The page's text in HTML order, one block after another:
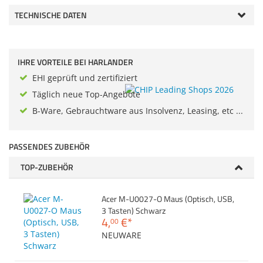
TECHNISCHE DATEN
IHRE VORTEILE BEI HARLANDER
EHI geprüft und zertifiziert
Täglich neue Top-Angebote
B-Ware, Gebrauchtware aus Insolvenz, Leasing, etc ...
PASSENDES ZUBEHÖR
TOP-ZUBEHÖR
Acer M-U0027-O Maus (Optisch, USB,
3 Tasten) Schwarz
4,00 €*
NEUWARE